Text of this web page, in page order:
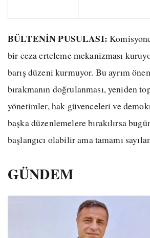
BÜLTENİN PUSULASI:
bir ceza erteleme mekanizması
barış düzeni kurmuyor. Bu ayrım
bırakmanın doğrulanması, yeniden
yönetimler, hak güvenceleri ve
başka düzenlemelere bırakılırsa
başlangıcı olabilir ama tamamı
GÜNDEM